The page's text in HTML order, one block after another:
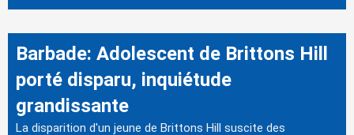
Barbade: Adolescent de Brittons Hill
porté disparu, inquiétude
grandissante
La disparition d'un jeune de Brittons Hill suscite des